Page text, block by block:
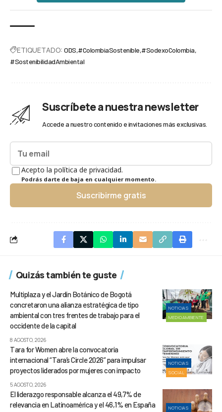
ETIQUETADO: ODS #ColombiaSostenible #SodexoColombia
#SostenibilidadAmbiental
Suscríbete a nuestra newsletter
Accede a nuestro contenido e invitaciones más exclusivas.
Acepto la política de privacidad.
Podrás darte de baja en cualquier momento.
Suscribirme gratis
Quizás también te guste
NOTICIAS
MEDIOAMBIENTE
Multiplaza y el Jardín Botánico de Bogotá
concretaron una alianza estratégica de tipo
ambiental con tres frentes de trabajo para el
occidente de la capital
8 AGOSTO, 2026
NOTICIAS
SOCIAL
Tara for Women abre la convocatoria
internacional “Tara’s Circle 2026” para impulsar
proyectos liderados por mujeres con impacto
5 AGOSTO, 2026
NOTICIAS
El liderazgo responsable alcanza el 49,7% de
relevancia en Latinoamérica y el 46,1% en España